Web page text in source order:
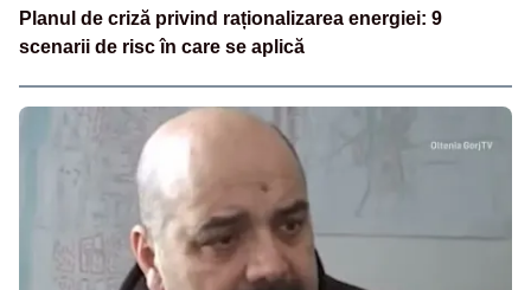
Planul de criză privind raționalizarea energiei: 9
scenarii de risc în care se aplică